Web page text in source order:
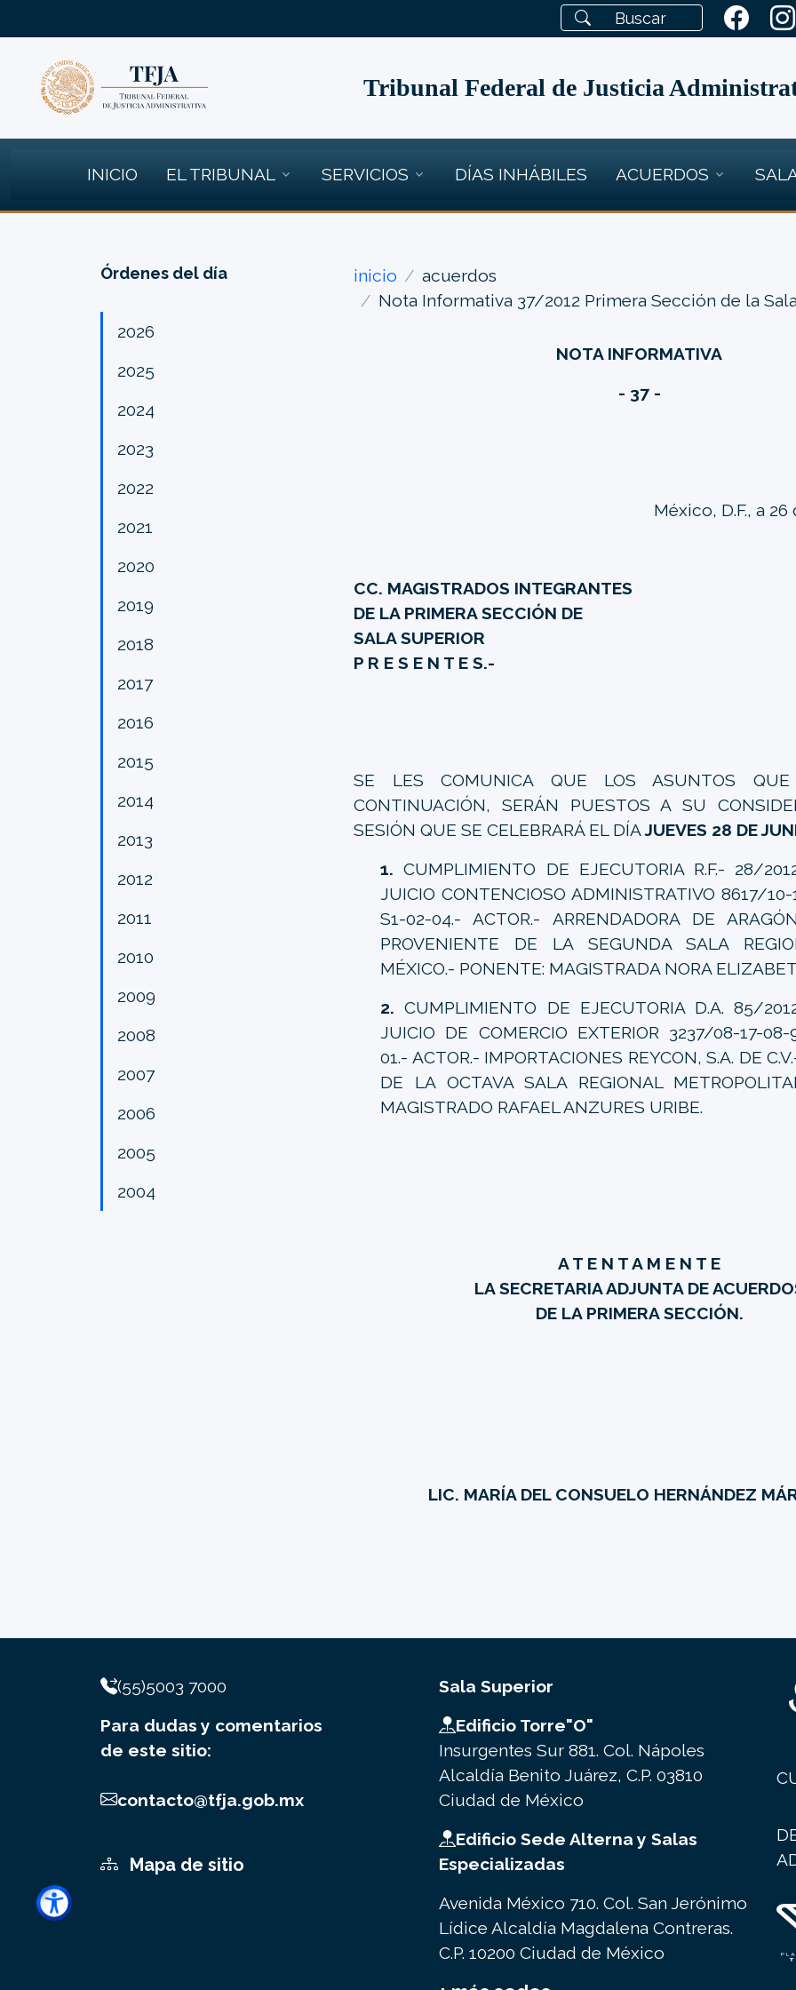
Tribunal Federal de Justicia
INICIO EL TRIBUNAL SERVICIOS DÍAS INHÁBILES ACUERDOS
Órdenes del día
2026
2025
2024
2023
2022
2021
2020
2019
2018
2017
2016
2015
2014
2013
2012
2011
2010
2009
2008
2007
2006
2005
2004
inicio
acuerdos
Nota Informativa 37/2012 Primera Sección de la
NOTA INFORMATIVA
- 37 -
México, D.F., a
CC. MAGISTRADOS INTEGRANTES
DE LA PRIMERA SECCIÓN DE
SALA SUPERIOR
P R E S E N T E S.-
SE LES COMUNICA QUE LOS ASUNTOS
CONTINUACIÓN, SERÁN PUESTOS A SU
SESIÓN QUE SE CELEBRARÁ EL DÍAJUEVES 28 DE
1.CUMPLIMIENTO DE EJECUTORIA R.F.- 28/
JUICIO CONTENCIOSO ADMINISTRATIVO 8617/
S1-02-04.- ACTOR.- ARRENDADORA DE
PROVENIENTE DE LA SEGUNDA SALA
MÉXICO.- PONENTE: MAGISTRADA NORA
2. CUMPLIMIENTO DE EJECUTORIA D.A. 85/
JUICIO DE COMERCIO EXTERIOR 3237/08-17-
01.- ACTOR.- IMPORTACIONES REYCON, S.A. DE
DE LA OCTAVA SALA REGIONAL
MAGISTRADO RAFAEL ANZURES URIBE.
A T E N T A M E N T E
LA SECRETARIA ADJUNTA DE
DE LA PRIMERA SECCIÓN.
LIC. MARÍA DEL CONSUELO HERNÁNDEZ
(55)5003 7000
Para dudas y comentarios
de este sitio:
contacto@tfja.gob.mx
Mapa de sitio
Sala Superior
Edificio Torre"O"
Insurgentes Sur 881. Col. Nápoles
Alcaldía Benito Juárez, C.P. 03810
Ciudad de México
Edificio Sede Alterna y Salas
Especializadas
Avenida México 710. Col. San Jerónimo
Lídice Alcaldía Magdalena Contreras.
C.P. 10200 Ciudad de México